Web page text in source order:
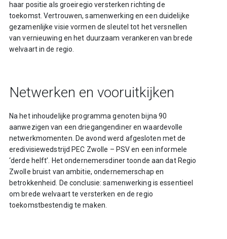
haar positie als groeiregio versterken richting de
toekomst. Vertrouwen, samenwerking en een duidelijke
gezamenlijke visie vormen de sleutel tot het versnellen
van vernieuwing en het duurzaam verankeren van brede
welvaart in de regio.
Netwerken en vooruitkijken
Na het inhoudelijke programma genoten bijna 90
aanwezigen van een driegangendiner en waardevolle
netwerkmomenten. De avond werd afgesloten met de
eredivisiewedstrijd PEC Zwolle – PSV en een informele
‘derde helft’. Het ondernemersdiner toonde aan dat Regio
Zwolle bruist van ambitie, ondernemerschap en
betrokkenheid. De conclusie: samenwerking is essentieel
om brede welvaart te versterken en de regio
toekomstbestendig te maken.